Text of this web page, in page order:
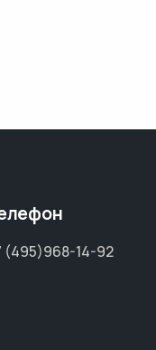
(495)968-14-92